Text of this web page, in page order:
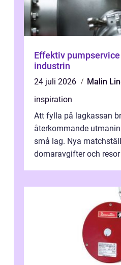
Effektiv
industrin
24 juli 2026
Malin
inspiration
Att fylla på lagkassan
återkommande
små lag. Nya
domaravgifter och